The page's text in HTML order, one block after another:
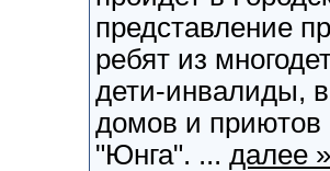
представление
ребят из
дети-инвалиды,
домов и
"Юнга". ... далее »